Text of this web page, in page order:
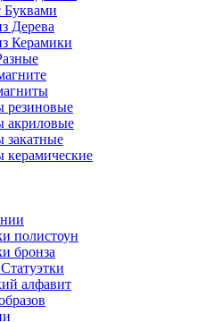
Буквами
Дерева
Керамики
резиновые
акриловые
полистоун
бронза
алфавит